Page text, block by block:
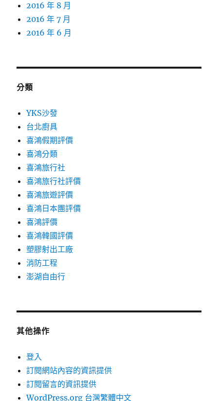
2016 年 8 月
2016 年 7 月
2016 年 6 月
分類
YKS沙發
台北廚具
喜鴻假期評價
喜鴻分類
喜鴻旅行社
喜鴻旅行社評價
喜鴻旅遊評價
喜鴻日本團評價
喜鴻評價
喜鴻韓國評價
塑膠射出工廠
消防工程
澎湖自由行
其他操作
登入
訂閱網站內容的資訊提供
訂閱留言的資訊提供
WordPress.org 台灣繁體中文